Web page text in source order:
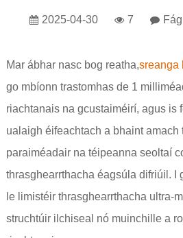
2025-04-30 7
Mar ábhar nasc bog reatha,sreanga
go mbíonn trastomhas de 1
riachtanais na gcustaiméirí, agus is
ualaigh éifeachtach a bhaint amach
paraiméadair na téipeanna seoltaí
thrasghearrthacha éagsúla difriúil. I
le limistéir thrasghearrthacha ultra-
struchtúir ilchiseal nó muinchille a